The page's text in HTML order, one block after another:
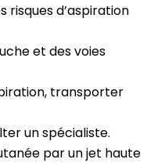
risques d’aspiration
et des voies
transporter
un spécialiste.
par un jet haute